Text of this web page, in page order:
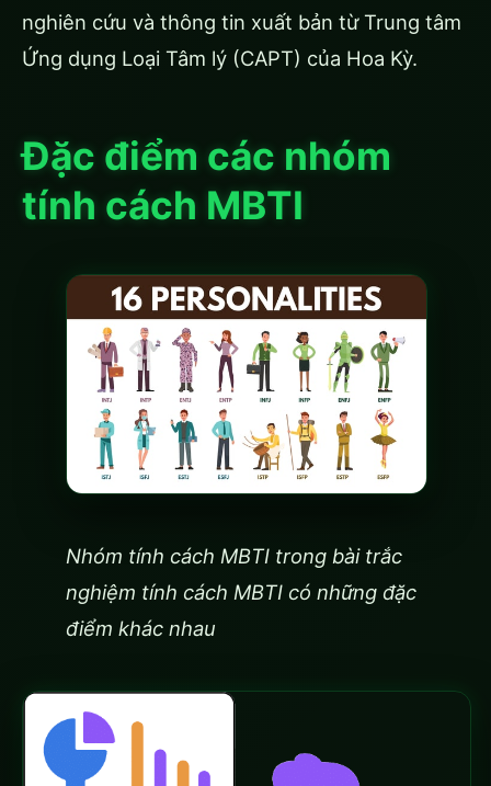
nghiên cứu và thông tin xuất bản từ Trung tâm
Ứng dụng Loại Tâm lý (CAPT) của Hoa Kỳ.
Đặc điểm các nhóm
tính cách MBTI
Nhóm tính cách MBTI trong bài trắc
nghiệm tính cách MBTI có những đặc
điểm khác nhau